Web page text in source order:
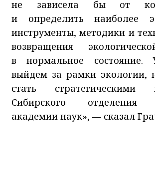
не зависела бы от
и определить наиболее
инструменты, методики и
возвращения
в нормальное состояние.
выйдем за рамки экологии,
стать стратегическими
Сибирского отделения
академии наук», — сказал